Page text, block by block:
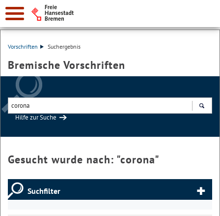
Vorschriften Suchergebnis
Bremische Vorschriften
Hilfe zur Suche
Gesucht wurde nach: "corona"
Suchfilter